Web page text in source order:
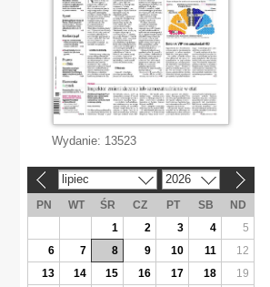
Wydanie: 13523
lipiec 2026
PN WT ŚR CZ PT SB
ND
1
2 3 4
5
6
7 8 9 10 11
12
13
14 15 16 17 18
19